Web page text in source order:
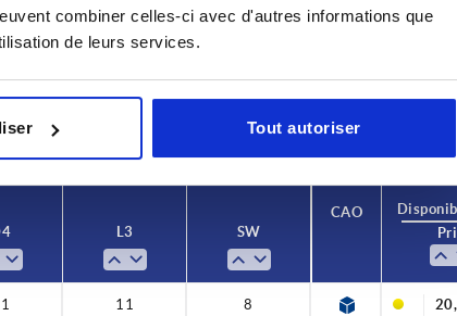
combiner celles-ci avec d'autres informations que
de leurs services.
Tout autoriser
11
date
de
Délai de livraison sur
Actuellement pas en
L3 SW
CAO
11 8